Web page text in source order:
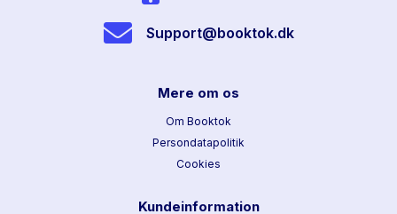
Support@booktok.dk
Mere om os
Om Booktok
Persondatapolitik
Cookies
Kundeinformation